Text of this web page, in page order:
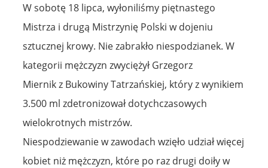
W sobotę 18 lipca, wyłoniliśmy piętnastego
Mistrza i drugą Mistrzynię Polski w dojeniu
sztucznej krowy. Nie zabrakło niespodzianek. W
kategorii mężczyzn zwyciężył Grzegorz
Miernik z Bukowiny Tatrzańskiej, który z wynikiem
3.500 ml zdetronizował dotychczasowych
wielokrotnych mistrzów.
Niespodziewanie w zawodach wzięło udział więcej
kobiet niż mężczyzn, które po raz drugi doiły w